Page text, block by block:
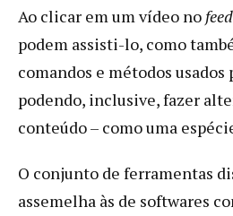
Ao clicar em um vídeo no feed
podem assisti-lo, como
comandos e métodos
podendo, inclusive, fazer
conteúdo – como uma
O conjunto de ferramentas
assemelha às de softwares